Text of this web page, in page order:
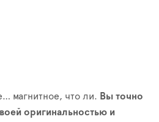
магнитное, что ли. Вы точно
оригинальностью и